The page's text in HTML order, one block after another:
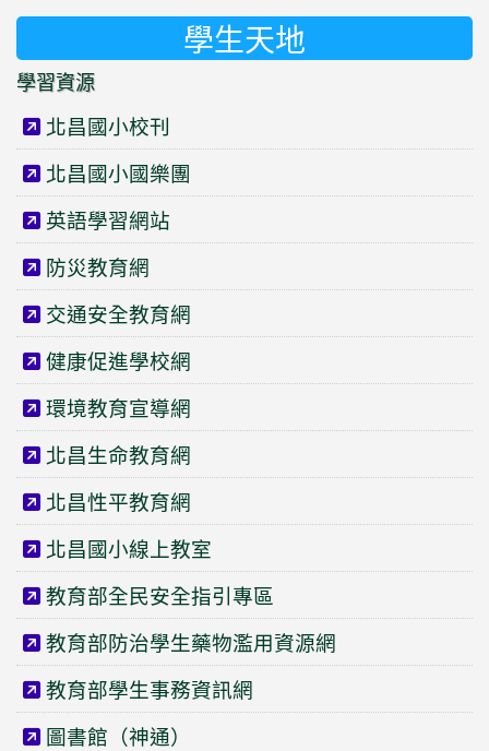
學生天地
學習資源
北昌國小校刊
北昌國小國樂團
英語學習網站
防災教育網
交通安全教育網
健康促進學校網
環境教育宣導網
北昌生命教育網
北昌性平教育網
北昌國小線上教室
教育部全民安全指引專區
教育部防治學生藥物濫用資源網
教育部學生事務資訊網
圖書館（神通）